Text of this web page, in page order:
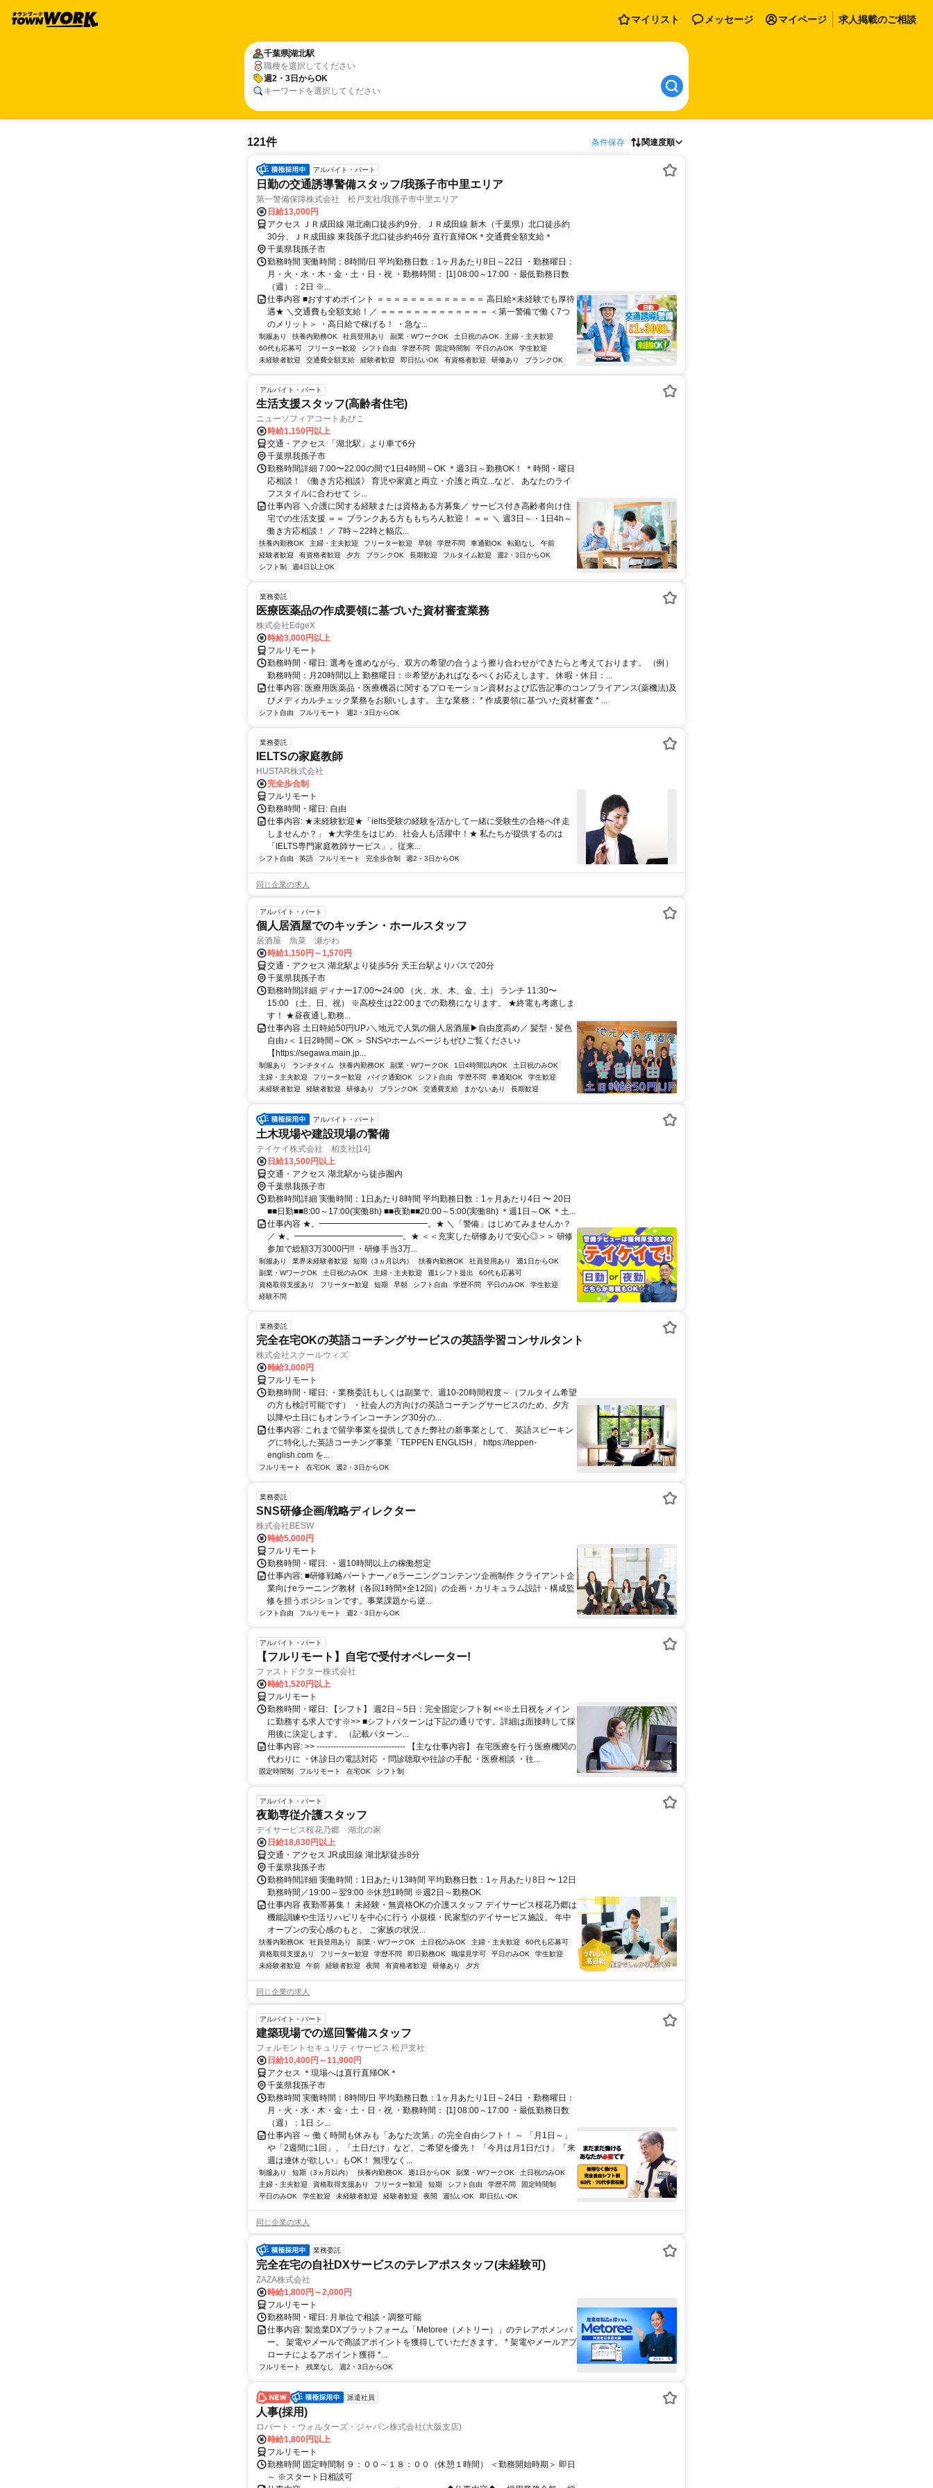
マイリスト メッセージ マイページ 求人掲載のご相談
千葉県湖北駅
職種を選択してください
週2・3日からOK
キーワードを選択してください
121件 条件保存 関連度順
アルバイト・パート
日勤の交通誘導警備スタッフ/我孫子市中里エリア
第一警備保障株式会社 松戸支社/我孫子市中里エリア
日給13,000円
アクセス ＪＲ成田線 湖北南口徒歩約9分、ＪＲ成田線 新木（千葉県）北口徒歩約
30分、ＪＲ成田線 東我孫子北口徒歩約46分 直行直帰OK＊交通費全額支給＊
千葉県我孫子市
勤務時間 実働時間：8時間/日 平均勤務日数：1ヶ月あたり8日～22日 ・勤務曜日：
月・火・水・木・金・土・日・祝 ・勤務時間： [1] 08:00～17:00 ・最低勤務日数
（週）：2日 ※...
仕事内容 ■おすすめポイント ＝＝＝＝＝＝＝＝＝＝＝＝＝ 高日給×未経験でも厚待
遇★ ＼交通費も全額支給！／ ＝＝＝＝＝＝＝＝＝＝＝＝＝ ＜第一警備で働く7つ
のメリット＞ ・高日給で稼げる！ ・急な...
制服あり 扶養内勤務OK 社員登用あり 副業・WワークOK 土日祝のみOK
主婦・主夫歓迎
60代も応募可
フリーター歓迎 シフト自由 学歴不問 固定時間制 平日のみOK
学生歓迎
未経験者歓迎
交通費全額支給 経験者歓迎 即日払いOK 有資格者歓迎 研修あり ブランクOK
アルバイト・パート
生活支援スタッフ(高齢者住宅)
ニューソフィアコートあびこ
時給1,150円以上
交通・アクセス 「湖北駅」より車で6分
千葉県我孫子市
勤務時間詳細 7:00〜22:00の間で1日4時間～OK ＊週3日～勤務OK！ ＊時間・曜日
応相談！ 《働き方応相談》 育児や家庭と両立・介護と両立...など、 あなたのライ
フスタイルに合わせて シ...
仕事内容 ＼介護に関する経験または資格ある方募集／ サービス付き高齢者向け住
宅での生活支援 ＝＝ ブランクある方ももちろん歓迎！ ＝＝ ＼ 週3日～・1日4h～
働き方応相談！ ／ 7時～22時と幅広...
扶養内勤務OK 主婦・主夫歓迎 フリーター歓迎 早朝 学歴不問 車通勤OK 転勤なし
午前
経験者歓迎
有資格者歓迎 夕方 ブランクOK 長期歓迎 フルタイム歓迎
週2・3日からOK
シフト制
週4日以上OK
業務委託
医療医薬品の作成要領に基づいた資材審査業務
株式会社EdgeX
時給3,000円以上
フルリモート
勤務時間・曜日: 選考を進めながら、双方の希望の合うよう擦り合わせができたらと考えております。 （例）
勤務時間：月20時間以上 勤務曜日：※希望があればなるべくお応えします。 休暇・休日：...
仕事内容: 医療用医薬品・医療機器に関するプロモーション資材および広告記事のコンプライアンス(薬機法)及
びメディカルチェック業務をお願いします。 主な業務： * 作成要領に基づいた資材審査 * ...
シフト自由 フルリモート 週2・3日からOK
業務委託
IELTSの家庭教師
HUSTAR株式会社
完全歩合制
フルリモート
勤務時間・曜日: 自由
仕事内容: ★未経験歓迎★「ielts受験の経験を活かして一緒に受験生の合格へ伴走
しませんか？」 ★大学生をはじめ、社会人も活躍中！★ 私たちが提供するのは
「IELTS専門家庭教師サービス」。従来...
シフト自由 英語 フルリモート 完全歩合制 週2・3日からOK
同じ企業の求人
アルバイト・パート
個人居酒屋でのキッチン・ホールスタッフ
居酒屋 魚菜 瀬がわ
時給1,150円～1,570円
交通・アクセス 湖北駅より徒歩5分 天王台駅よりバスで20分
千葉県我孫子市
勤務時間詳細 ディナー17:00〜24:00 （火、水、木、金、土） ランチ 11:30〜
15:00 （土、日、祝） ※高校生は22:00までの勤務になります。 ★終電も考慮しま
す！ ★昼夜通し勤務...
仕事内容 土日時給50円UP♪＼地元で人気の個人居酒屋▶自由度高め／ 髪型・髪色
自由♪＜ 1日2時間～OK ＞ SNSやホームページもぜひご覧ください♪
【https://segawa.main.jp...
制服あり ランチタイム 扶養内勤務OK 副業・WワークOK 1日4時間以内OK
土日祝のみOK
主婦・主夫歓迎
フリーター歓迎 バイク通勤OK シフト自由 学歴不問 車通勤OK
学生歓迎
未経験者歓迎
経験者歓迎 研修あり ブランクOK 交通費支給 まかないあり 長期歓迎
アルバイト・パート
土木現場や建設現場の警備
テイケイ株式会社 柏支社[14]
日給13,500円以上
交通・アクセス 湖北駅から徒歩圏内
千葉県我孫子市
勤務時間詳細 実働時間：1日あたり8時間 平均勤務日数：1ヶ月あたり4日 〜 20日
■■日勤■■8:00～17:00(実働8h) ■■夜勤■■20:00～5:00(実働8h) ＊週1日～OK ＊土...
仕事内容 ★。━━━━━━━━━━━━━。★ ＼「警備」はじめてみませんか？
／ ★。━━━━━━━━━━━━━。★ ＜＜充実した研修ありで安心◎＞＞ 研修
参加で総額3万3000円!! ・研修手当3万...
制服あり 業界未経験者歓迎 短期（3ヵ月以内） 扶養内勤務OK 社員登用あり
週1日からOK
副業・WワークOK
土日祝のみOK 主婦・主夫歓迎 週1シフト提出
60代も応募可
資格取得支援あり
フリーター歓迎 短期 早朝 シフト自由 学歴不問 平日のみOK
学生歓迎
経験不問
業務委託
完全在宅OKの英語コーチングサービスの英語学習コンサルタント
株式会社スクールウィズ
時給3,000円
フルリモート
勤務時間・曜日: ・業務委託もしくは副業で、週10-20時間程度～（フルタイム希望
の方も検討可能です） ・社会人の方向けの英語コーチングサービスのため、夕方
以降や土日にもオンラインコーチング30分の...
仕事内容: これまで留学事業を提供してきた弊社の新事業として、 英語スピーキン
グに特化した英語コーチング事業「TEPPEN ENGLISH」 https://teppen-
english.com を...
フルリモート 在宅OK 週2・3日からOK
業務委託
SNS研修企画/戦略ディレクター
株式会社BESW
時給5,000円
フルリモート
勤務時間・曜日: ・週10時間以上の稼働想定
仕事内容: ■研修戦略パートナー／eラーニングコンテンツ企画制作 クライアント企
業向けeラーニング教材（各回1時間×全12回）の企画・カリキュラム設計・構成監
修を担うポジションです。事業課題から逆...
シフト自由 フルリモート 週2・3日からOK
アルバイト・パート
【フルリモート】自宅で受付オペレーター!
ファストドクター株式会社
時給1,520円以上
フルリモート
勤務時間・曜日: 【シフト】 週2日～5日：完全固定シフト制 <<※土日祝をメイン
に勤務する求人です※>> ■シフトパターンは下記の通りです。詳細は面接時して採
用後に決定します。 （記載パターン...
仕事内容: >> -------------------------------- 【主な仕事内容】 在宅医療を行う医療機関の
代わりに ・休診日の電話対応 ・問診聴取や往診の手配 ・医療相談 ・往...
固定時間制 フルリモート 在宅OK シフト制
アルバイト・パート
夜勤専従介護スタッフ
デイサービス桜花乃郷 湖北の家
日給18,630円以上
交通・アクセス JR成田線 湖北駅徒歩8分
千葉県我孫子市
勤務時間詳細 実働時間：1日あたり13時間 平均勤務日数：1ヶ月あたり8日 〜 12日
勤務時間／19:00～翌9:00 ※休憩1時間 ※週2日～勤務OK
仕事内容 夜勤帯募集！ 未経験・無資格OKの介護スタッフ デイサービス桜花乃郷は
機能訓練や生活リハビリを中心に行う 小規模・民家型のデイサービス施設。 年中
オープンの安心感のもと、 ご家族の状況...
扶養内勤務OK 社員登用あり 副業・WワークOK 土日祝のみOK 主婦・主夫歓迎
60代も応募可
資格取得支援あり
フリーター歓迎 学歴不問 即日勤務OK 職場見学可 平日のみOK
学生歓迎
未経験者歓迎
午前 経験者歓迎 夜間 有資格者歓迎 研修あり 夕方
同じ企業の求人
アルバイト・パート
建築現場での巡回警備スタッフ
フォルモントセキュリティサービス 松戸支社
日給10,400円～11,900円
アクセス ＊現場へは直行直帰OK＊
千葉県我孫子市
勤務時間 実働時間：8時間/日 平均勤務日数：1ヶ月あたり1日～24日 ・勤務曜日：
月・火・水・木・金・土・日・祝 ・勤務時間： [1] 08:00～17:00 ・最低勤務日数
（週）：1日 シ...
仕事内容 ～ 働く時間も休みも「あなた次第」の完全自由シフト！ ～ 「月1日～」
や「2週間に1回」、「土日だけ」など、ご希望を優先！ 「今月は月1日だけ」「来
週は連休が欲しい」もOK！ 無理なく...
制服あり 短期（3ヵ月以内） 扶養内勤務OK 週1日からOK 副業・WワークOK
土日祝のみOK
主婦・主夫歓迎
資格取得支援あり フリーター歓迎 短期 シフト自由 学歴不問
固定時間制
平日のみOK
学生歓迎 未経験者歓迎 経験者歓迎 夜間 週払いOK 即日払いOK
同じ企業の求人
業務委託
完全在宅の自社DXサービスのテレアポスタッフ(未経験可)
ZAZA株式会社
時給1,800円～2,000円
フルリモート
勤務時間・曜日: 月単位で相談・調整可能
仕事内容: 製造業DXプラットフォーム「Metoree（メトリー）」のテレアポメンバ
ー。 架電やメールで商談アポイントを獲得していただきます。 * 架電やメールアプ
ローチによるアポイント獲得 *...
フルリモート 残業なし 週2・3日からOK
派遣社員
人事(採用)
ロバート・ウォルターズ・ジャパン株式会社(大阪支店)
時給1,800円以上
フルリモート
勤務時間 固定時間制 ９：００～１８：００（休憩１時間） ＜勤務開始時期＞ 即日
～ ※スタート日相談可